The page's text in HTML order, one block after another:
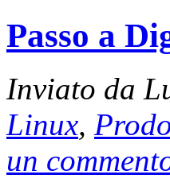
Passo a
Inviato da
Linux,
un